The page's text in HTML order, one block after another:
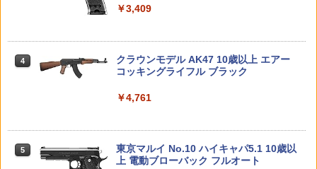
プラモデル バンダイ(20180531)
デル)
トーリー4 英語と日本語! おしゃべりフ
レンズ ウッディ バズ・ライトイヤー ハ
2026年11月予約 ガチャ【スター・ウォ
ナーバレル(6.03±0.007) 229mm マルイ
MP5A4/βスペツナズ◆東京マルイ MAR
安定 鋼鉄
RX 約150mm PVC&ABS&布製 塗装済み
￥11,515
TAMASHII NATIONS S.H.フィギュアー
装済み可動フィギュア
￥9,000
BANDAI SPIRITS(バンダイスピリッツ)
分け済みプラモデル
￥3,409
4
クラウンモデル AK47 10歳以上 エアー
コッキングライフル ブラック
￥4,761
5
東京マルイ No.10 ハイキャパ5.1 10歳以
上 電動ブローバック フルオート